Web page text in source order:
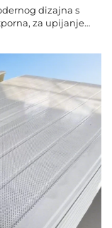
dizajna s
za upijanje